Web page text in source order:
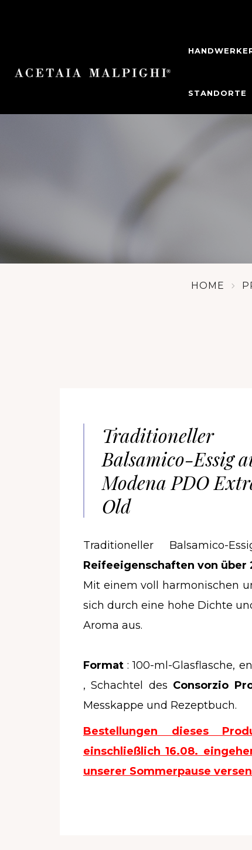
STANDORTE
HOME
Traditioneller
Balsamico-Essig
Modena PDO
Old
Traditioneller Balsamico-
Reifeeigenschaften von über
Mit einem voll harmonischen
sich durch eine hohe Dichte
Aroma aus.
Format : 100-ml-Glasflasche,
, Schachtel des Consorzio
Messkappe und Rezeptbuch.
Bestellungen dieses
einschließlich 16.08.
unserer Sommerpause